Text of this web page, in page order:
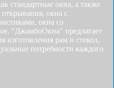
стандартные окна, а также
окна с
окна со
"ДжамбоОкна" предлагает
изготовления рам и стекол,
потребности каждого